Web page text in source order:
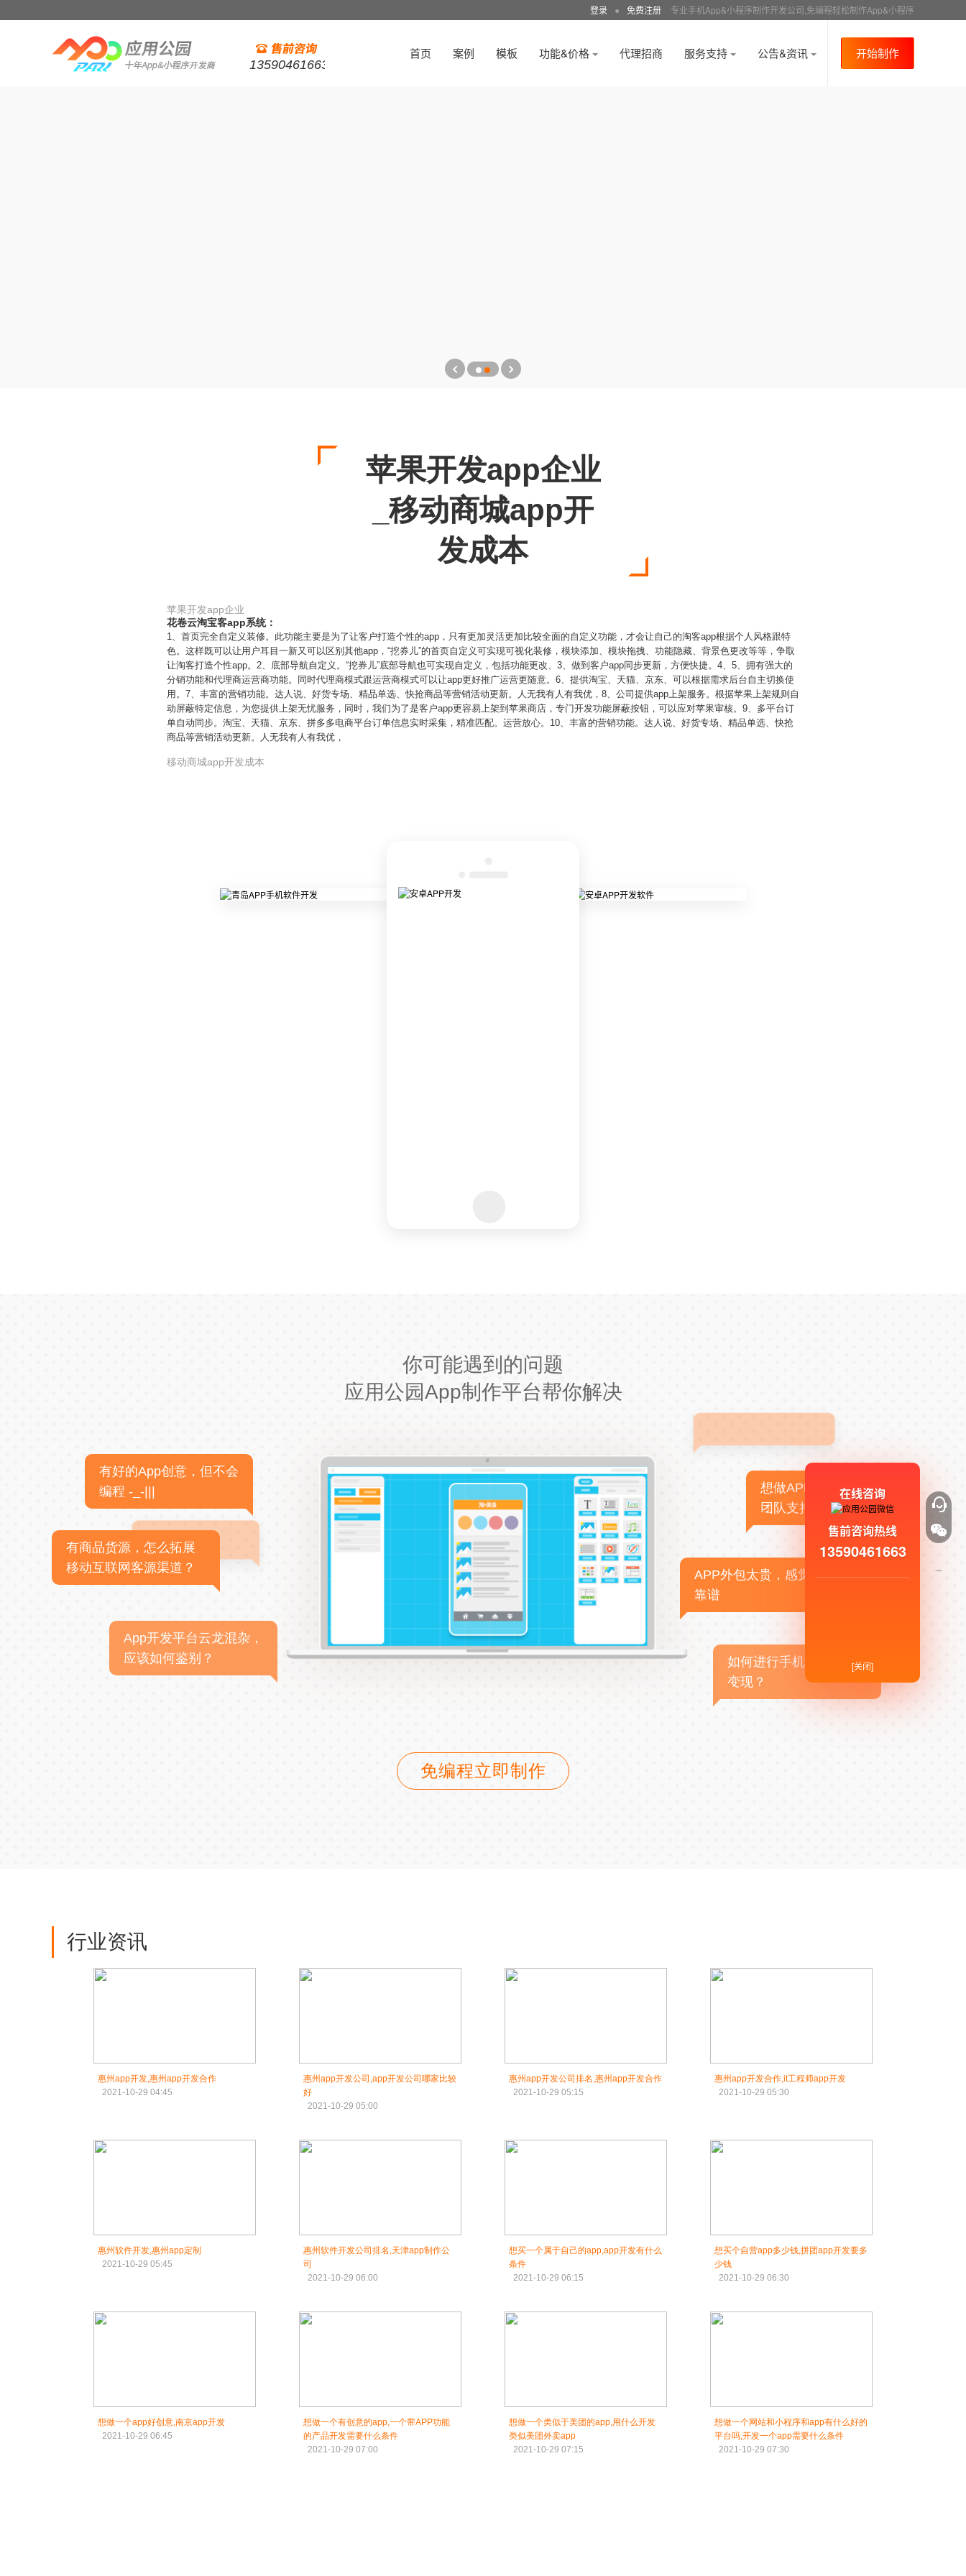
登录 ● 免费注册 专业手机App&小程序制作开发公司,免编程轻松制作App&小程序
13590461663
首页 案例 模板 功能&价格 代理招商 服务支持 公告&资讯 开始制作
苹果开发app企业
_移动商城app开
发成本
苹果开发app企业
花卷云淘宝客app系统：
1、首页完全自定义装修。此功能主要是为了让客户打造个性的app，只有更加灵活更加比较全面的自定义功能，才会让自己的淘客app根据个人风格跟特
色。这样既可以让用户耳目一新又可以区别其他app，“挖券儿”的首页自定义可实现可视化装修，模块添加、模块拖拽、功能隐藏、背景色更改等等，争取
让淘客打造个性app。2、底部导航自定义。“挖券儿”底部导航也可实现自定义，包括功能更改、3、做到客户app同步更新，方便快捷。4、5、拥有强大的
分销功能和代理商运营商功能。同时代理商模式跟运营商模式可以让app更好推广运营更随意。6、提供淘宝、天猫、京东、可以根据需求后台自主切换使
用。7、丰富的营销功能。达人说、好货专场、精品单选、快抢商品等营销活动更新。人无我有人有我优，8、公司提供app上架服务。根据苹果上架规则自
动屏蔽特定信息，为您提供上架无忧服务，同时，我们为了是客户app更容易上架到苹果商店，专门开发功能屏蔽按钮，可以应对苹果审核。9、多平台订
单自动同步。淘宝、天猫、京东、拼多多电商平台订单信息实时采集，精准匹配。运营放心。10、丰富的营销功能。达人说、好货专场、精品单选、快抢
商品等营销活动更新。人无我有人有我优，
移动商城app开发成本
你可能遇到的问题
应用公园App制作平台帮你解决
有好的App创意，但不会
编程 -_-|||
有商品货源，怎么拓展
移动互联网客源渠道？
App开发平台云龙混杂，
应该如何鉴别？
想做APP，但没有技术
团队支持
APP外包太贵，感觉不
靠谱
如何进行手机APP商业
变现？
免编程立即制作
行业资讯
惠州app开发,惠州app开发合作
2021-10-29 04:45
惠州app开发公司,app开发公司哪家比较
好
2021-10-29 05:00
惠州app开发公司排名,惠州app开发合作
2021-10-29 05:15
惠州app开发合作,it工程师app开发
2021-10-29 05:30
惠州软件开发,惠州app定制
2021-10-29 05:45
惠州软件开发公司排名,天津app制作公
司
2021-10-29 06:00
想买一个属于自己的app,app开发有什么
条件
2021-10-29 06:15
想买个自营app多少钱,拼团app开发要多
少钱
2021-10-29 06:30
想做一个app好创意,南京app开发
2021-10-29 06:45
想做一个有创意的app,一个带APP功能
的产品开发需要什么条件
2021-10-29 07:00
想做一个类似于美团的app,用什么开发
类似美团外卖app
2021-10-29 07:15
想做一个网站和小程序和app有什么好的
平台吗,开发一个app需要什么条件
2021-10-29 07:30
在线咨询
售前咨询热线
13590461663
[关闭]